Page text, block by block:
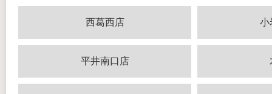
西葛西店 小
平井南口店